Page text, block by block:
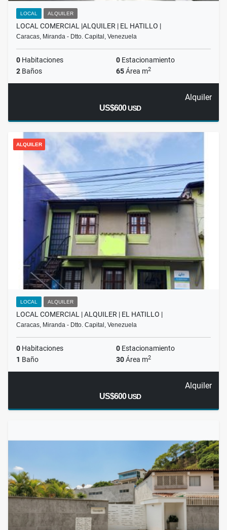
LOCAL ALQUILER
LOCAL COMERCIAL |ALQUILER | EL HATILLO |
Caracas, Miranda - Dtto. Capital, Venezuela
0 Habitaciones 0 Estacionamiento
2 Baños 65Área m2
Alquiler
US$600USD
ALQUILER
LOCAL ALQUILER
LOCAL COMERCIAL | ALQUILER | EL HATILLO |
Caracas, Miranda - Dtto. Capital, Venezuela
0 Habitaciones 0 Estacionamiento
1 Baño 30Área m2
Alquiler
US$600USD